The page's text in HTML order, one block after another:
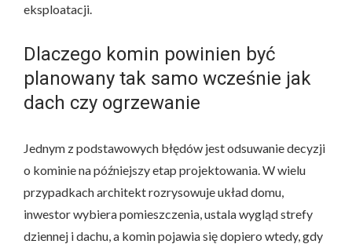
eksploatacji.
Dlaczego komin powinien być
planowany tak samo wcześnie jak
dach czy ogrzewanie
Jednym z podstawowych błędów jest odsuwanie decyzji
o kominie na późniejszy etap projektowania. W wielu
przypadkach architekt rozrysowuje układ domu,
inwestor wybiera pomieszczenia, ustala wygląd strefy
dziennej i dachu, a komin pojawia się dopiero wtedy, gdy